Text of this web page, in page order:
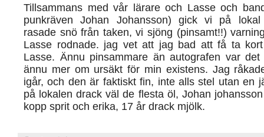
Tillsammans med vår lärare och Lasse och
punkräven Johan Johansson) gick vi på
rasade snö från taken, vi sjöng (pinsamt!!)
Lasse rodnade. jag vet att jag bad att få ta
Lasse. Ännu pinsammare än autografen var
ännu mer om ursäkt för min existens. Jag
igår, och den är faktiskt fin, inte alls stel utan en
på lokalen drack väl de flesta öl, Johan
kopp sprit och erika, 17 år drack mjölk.